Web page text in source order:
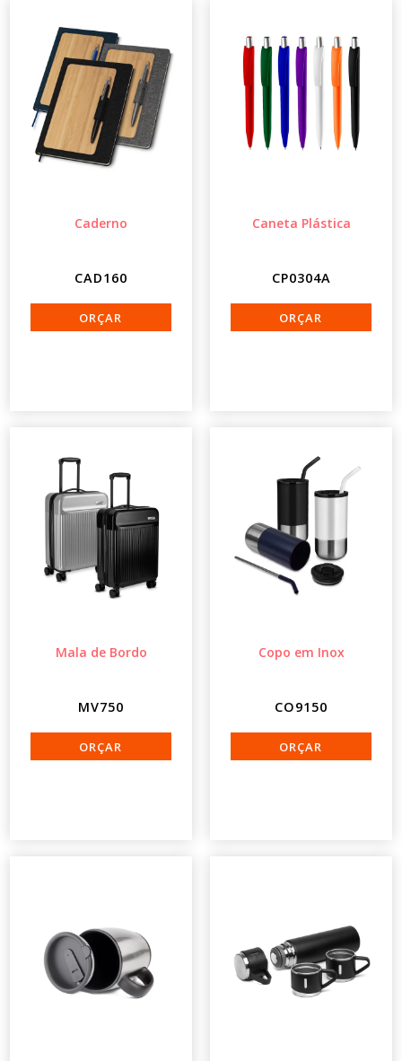
Caderno
CAD160
Caneta Plástica
CP0304A
Mala de Bordo
MV750
Copo em Inox
CO9150